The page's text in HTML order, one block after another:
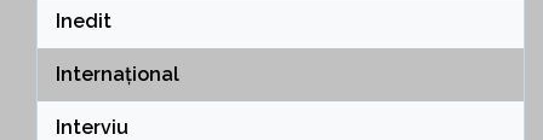
Inedit
Internațional
Interviu